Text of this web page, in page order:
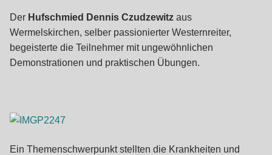
Der Hufschmied Dennis Czudzewitz aus
Wermelskirchen, selber passionierter Westernreiter,
begeisterte die Teilnehmer mit ungewöhnlichen
Demonstrationen und praktischen Übungen.
Ein Themenschwerpunkt stellten die Krankheiten und